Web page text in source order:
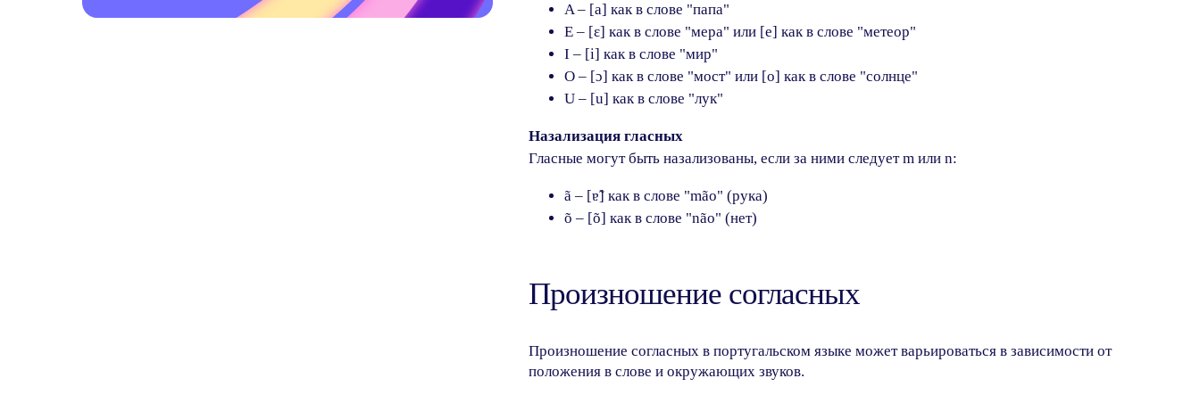
A – [a] как в слове "папа"
E – [ɛ] как в слове "мера" или [e] как в слове "метеор"
I – [i] как в слове "мир"
O – [ɔ] как в слове "мост" или [o] как в слове "солнце"
U – [u] как в слове "лук"
Назализация гласных
Гласные могут быть назализованы, если за ними следует m или n:
ã – [ɐ̃] как в слове "mão" (рука)
õ – [õ] как в слове "não" (нет)
Произношение согласных
Произношение согласных в португальском языке может варьироваться в зависимости от
положения в слове и окружающих звуков.